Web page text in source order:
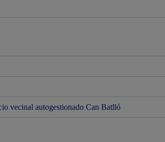
vecinal autogestionado Can Batlló